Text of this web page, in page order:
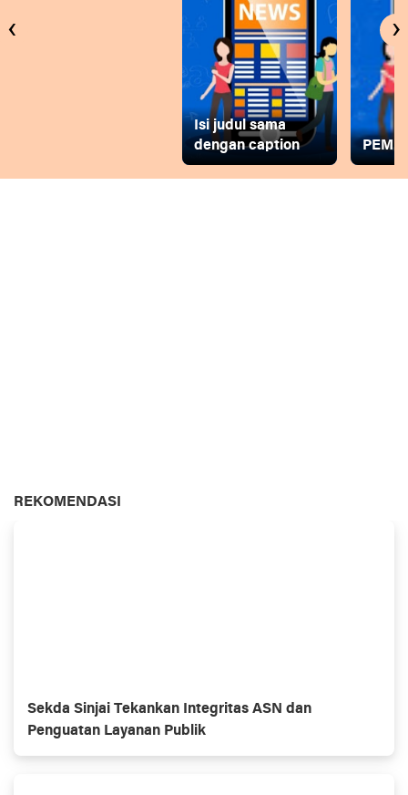
Isi judul sama
dengan caption
‹ ›
REKOMENDASI
Sekda Sinjai Tekankan Integritas ASN dan
Penguatan Layanan Publik